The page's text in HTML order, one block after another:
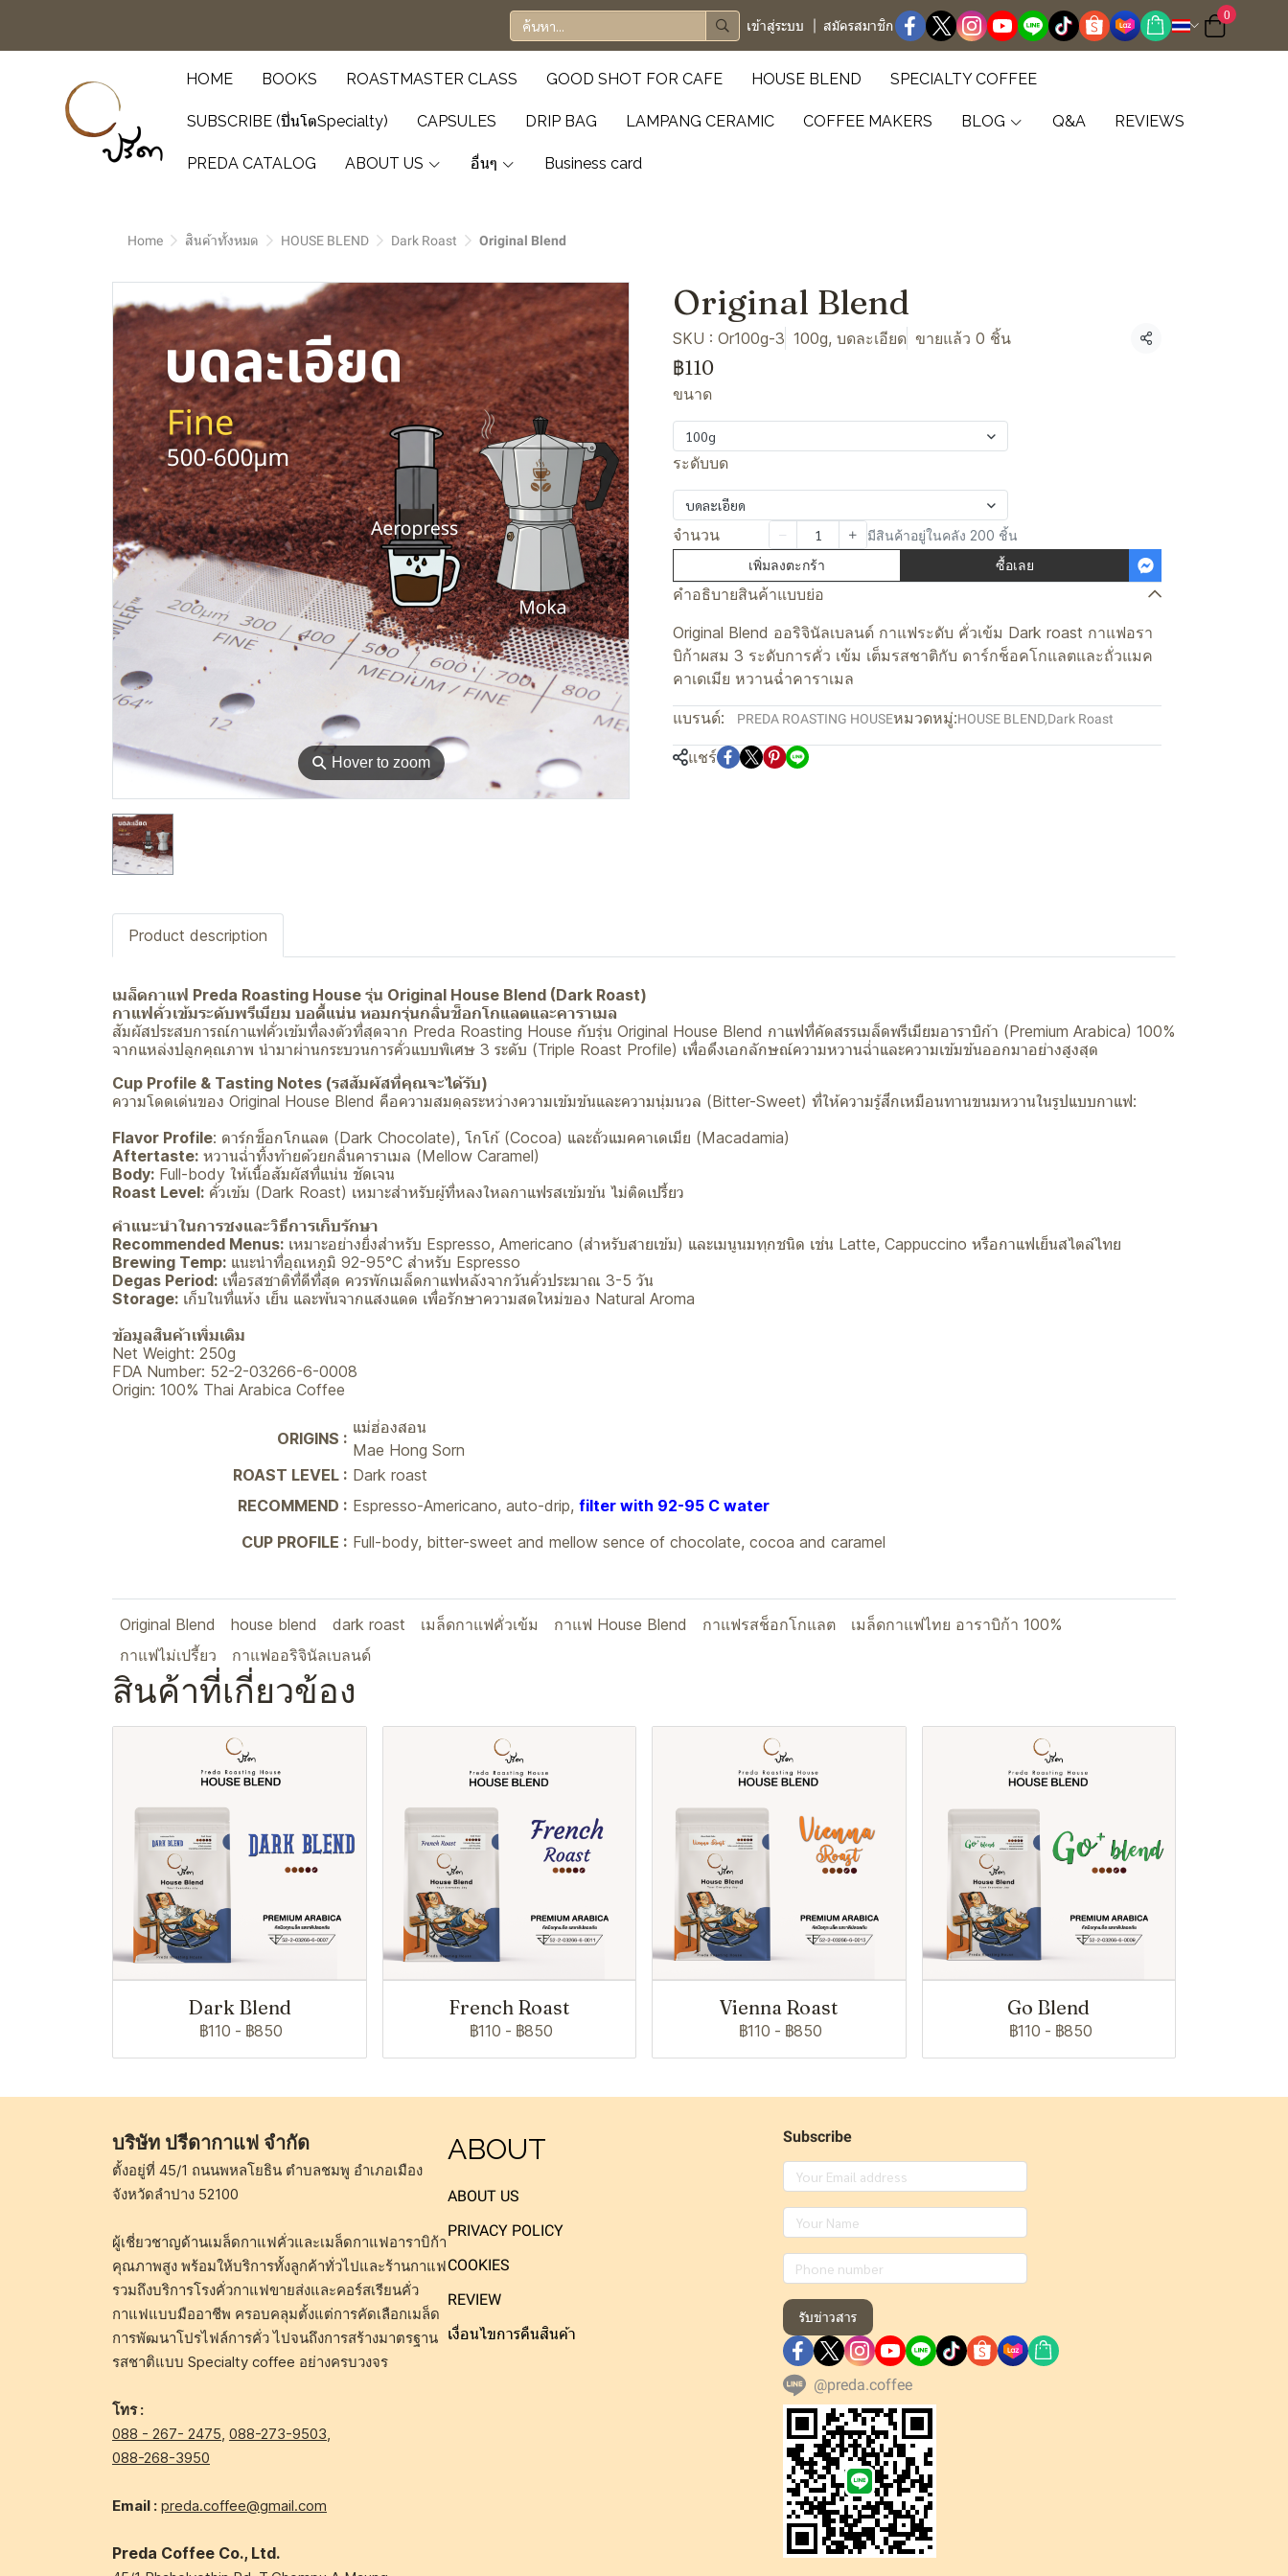
เข้าสู่ระบบ สมัครสมาชิก
0
HOME BOOKS ROASTMASTER CLASS GOOD SHOT FOR CAFE HOUSE BLEND SPECIALTY COFFEE
SUBSCRIBE (ปิ่นโตSpecialty) CAPSULES DRIP BAG LAMPANG CERAMIC COFFEE MAKERS BLOG Q&A REVIEWS
PREDA CATALOG ABOUT US อื่นๆ Business card
Home สินค้าทั้งหมด HOUSE BLEND Dark Roast Original Blend
⚲ Hover to zoom
Original Blend
SKU : Or100g-3 100g, บดละเอียด ขายแล้ว 0 ชิ้น แชร์
฿110
ขนาด
100g
ระดับบด
บดละเอียด
จำนวน มีสินค้าอยู่ในคลัง 200 ชิ้น
เพิ่มลงตะกร้า ซื้อเลย
คำอธิบายสินค้าแบบย่อ
Original Blend ออริจินัลเบลนด์ กาแฟระดับ คั่วเข้ม Dark roast กาแฟอรา
บิก้าผสม 3 ระดับการคั่ว เข้ม เต็มรสชาติกับ ดาร์กช็อคโกแลตและถั่วแมค
คาเดเมีย หวานฉ่ำคาราเมล
แบรนด์: PREDA ROASTING HOUSEหมวดหมู่:HOUSE BLEND,Dark Roast
แชร์
Product description
เมล็ดกาแฟ Preda Roasting House รุ่น Original House Blend (Dark Roast)
กาแฟคั่วเข้มระดับพรีเมียม บอดี้แน่น หอมกรุ่นกลิ่นช็อกโกแลตและคาราเมล
สัมผัสประสบการณ์กาแฟคั่วเข้มที่ลงตัวที่สุดจาก Preda Roasting House กับรุ่น Original House Blend กาแฟที่คัดสรรเมล็ดพรีเมียมอาราบิก้า (Premium Arabica) 100%
จากแหล่งปลูกคุณภาพ นำมาผ่านกระบวนการคั่วแบบพิเศษ 3 ระดับ (Triple Roast Profile) เพื่อดึงเอกลักษณ์ความหวานฉ่ำและความเข้มข้นออกมาอย่างสูงสุด
Cup Profile & Tasting Notes (รสสัมผัสที่คุณจะได้รับ)
ความโดดเด่นของ Original House Blend คือความสมดุลระหว่างความเข้มข้นและความนุ่มนวล (Bitter-Sweet) ที่ให้ความรู้สึกเหมือนทานขนมหวานในรูปแบบกาแฟ:
Flavor Profile: ดาร์กช็อกโกแลต (Dark Chocolate), โกโก้ (Cocoa) และถั่วแมคคาเดเมีย (Macadamia)
Aftertaste: หวานฉ่ำทิ้งท้ายด้วยกลิ่นคาราเมล (Mellow Caramel)
Body: Full-body ให้เนื้อสัมผัสที่แน่น ชัดเจน
Roast Level: คั่วเข้ม (Dark Roast) เหมาะสำหรับผู้ที่หลงใหลกาแฟรสเข้มข้น ไม่ติดเปรี้ยว
คำแนะนำในการชงและวิธีการเก็บรักษา
Recommended Menus: เหมาะอย่างยิ่งสำหรับ Espresso, Americano (สำหรับสายเข้ม) และเมนูนมทุกชนิด เช่น Latte, Cappuccino หรือกาแฟเย็นสไตล์ไทย
Brewing Temp: แนะนำที่อุณหภูมิ 92-95°C สำหรับ Espresso
Degas Period: เพื่อรสชาติที่ดีที่สุด ควรพักเมล็ดกาแฟหลังจากวันคั่วประมาณ 3-5 วัน
Storage: เก็บในที่แห้ง เย็น และพ้นจากแสงแดด เพื่อรักษาความสดใหม่ของ Natural Aroma
ข้อมูลสินค้าเพิ่มเติม
Net Weight: 250g
FDA Number: 52-2-03266-6-0008
Origin: 100% Thai Arabica Coffee
ORIGINS :
แม่ฮ่องสอน
Mae Hong Sorn
ROAST LEVEL : Dark roast
RECOMMEND : Espresso-Americano, auto-drip, filter with 92-95 C water
CUP PROFILE : Full-body, bitter-sweet and mellow sence of chocolate, cocoa and caramel
Original Blend house blend dark roast เมล็ดกาแฟคั่วเข้ม กาแฟ House Blend กาแฟรสช็อกโกแลต
เมล็ดกาแฟไทย อาราบิก้า 100%
กาแฟไม่เปรี้ยว
กาแฟออริจินัลเบลนด์
สินค้าที่เกี่ยวข้อง
Dark Blend
฿110 - ฿850
French Roast
฿110 - ฿850
Vienna Roast
฿110 - ฿850
Go Blend
฿110 - ฿850
บริษัท ปรีดากาแฟ จำกัด
ตั้งอยู่ที่ 45/1 ถนนพหลโยธิน ตำบลชมพู อำเภอเมือง
จังหวัดลำปาง 52100
ผู้เชี่ยวชาญด้านเมล็ดกาแฟคั่วและเมล็ดกาแฟอาราบิก้า
คุณภาพสูง พร้อมให้บริการทั้งลูกค้าทั่วไปและร้านกาแฟ
รวมถึงบริการโรงคั่วกาแฟขายส่งและคอร์สเรียนคั่ว
กาแฟแบบมืออาชีพ ครอบคลุมตั้งแต่การคัดเลือกเมล็ด
การพัฒนาโปรไฟล์การคั่ว ไปจนถึงการสร้างมาตรฐาน
รสชาติแบบ Specialty coffee อย่างครบวงจร
โทร :
088 - 267- 2475 088-273-9503
088-268-3950
Email : preda.coffee@gmail.com
Preda Coffee Co., Ltd.
ABOUT
ABOUT US
PRIVACY POLICY
COOKIES
REVIEW
เงื่อนไขการคืนสินค้า
Subscribe
รับข่าวสาร
@preda.coffee